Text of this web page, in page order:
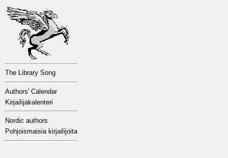
The Library Song
Authors' Calendar
Kirjailijakalenteri
Nordic authors
Pohjoismaisia kirjailijoita